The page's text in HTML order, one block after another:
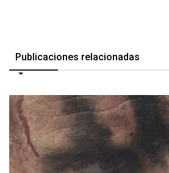
Publicaciones relacionadas